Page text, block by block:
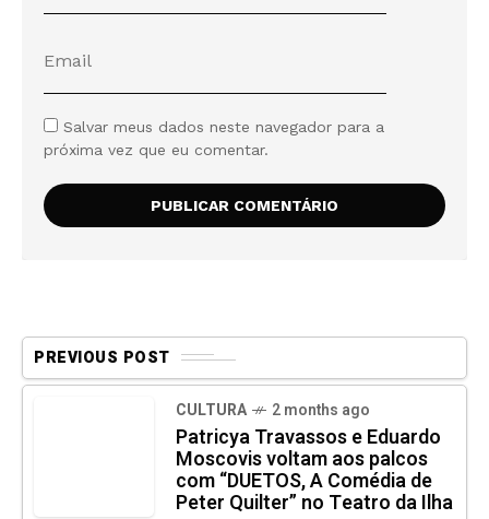
Salvar meus dados neste navegador para a
próxima vez que eu comentar.
PREVIOUS POST
CULTURA 2 months ago
Patricya Travassos e Eduardo
Moscovis voltam aos palcos
com “DUETOS, A Comédia de
Peter Quilter” no Teatro da Ilha